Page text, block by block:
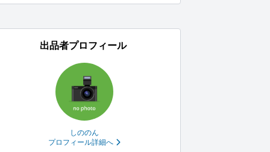
出品者プロフィール
しののん
プロフィール詳細へ